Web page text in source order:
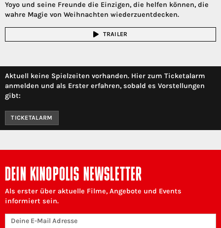
Yoyo und seine Freunde die Einzigen, die helfen können, die
wahre Magie von Weihnachten wiederzuentdecken.
TRAILER
Aktuell keine Spielzeiten vorhanden. Hier zum Ticketalarm
anmelden und als Erster erfahren, sobald es Vorstellungen
gibt:
TICKETALARM
DEIN KINOPOLIS NEWSLETTER
Als erster über aktuelle Filme, Angebote und Events
informiert sein.